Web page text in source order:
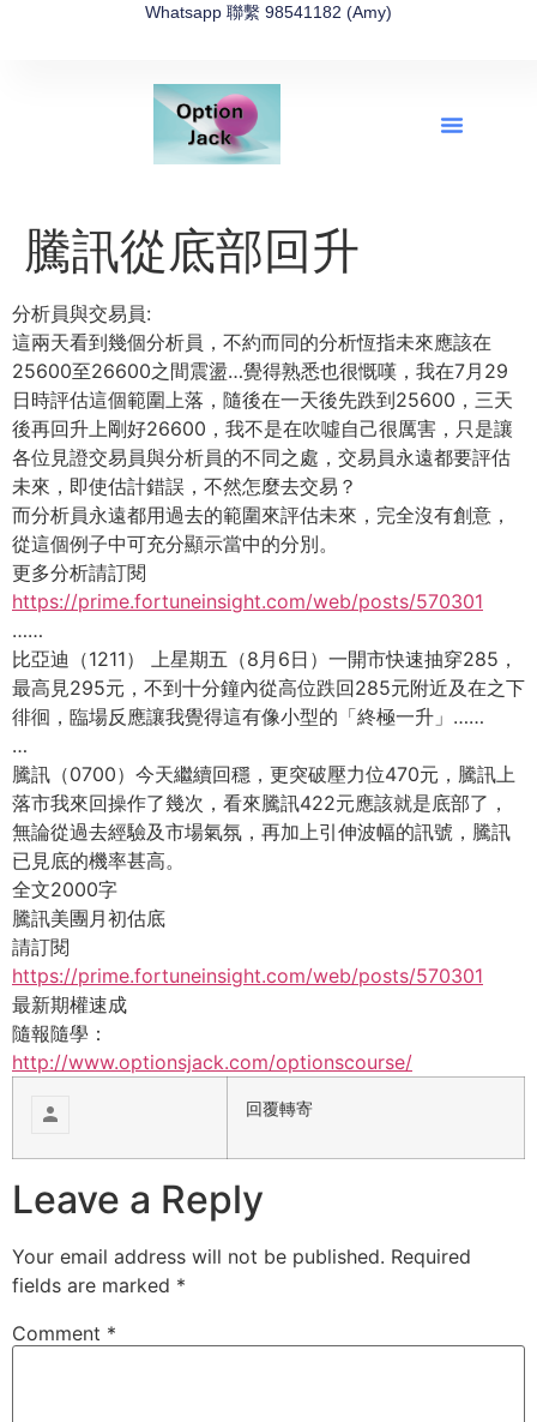
Whatsapp 聯繫 98541182 (Amy)
騰訊從底部回升
分析員與交易員:
這兩天看到幾個分析員， 不約而同的分析恆指未來應該在
25600至26600之間震盪…覺得熟悉也很慨嘆，我在7月29
日時評估這個範圍上落， 隨後在一天後先跌到25600，三天
後再回升上剛好26600， 我不是在吹噓自己很厲害， 只是讓
各位見證交易員與分析員的不同之處， 交易員永遠都要評估
未來，即使估計錯誤，不然怎麼去交易？
而分析員永遠都用過去的範圍來評估未來，完全沒有創意，
從這個例子中可充分顯示當中的分別。
更多分析請訂閱
https://prime.fortuneinsight.com/web/posts/570301
……
比亞迪（1211） 上星期五（8月6日）一開市快速抽穿285，
最高見295元， 不到十分鐘內從高位跌回285元附近及在之下
徘徊， 臨場反應讓我覺得這有像小型的「終極一升」……
…
騰訊（0700）今天繼續回穩，更突破壓力位470元， 騰訊上
落市我來回操作了幾次，看來騰訊422元應該就是底部了，
無論從過去經驗及市場氣氛，再加上引伸波幅的訊號， 騰訊
已見底的機率甚高。
全文2000字
騰訊美團月初估底
請訂閱
https://prime.fortuneinsight.com/web/posts/570301
最新期權速成
隨報隨學：
http://www.optionsjack.com/optionscourse/
回覆轉寄
Leave a Reply
Your email address will not be published. Required
fields are marked *
Comment *